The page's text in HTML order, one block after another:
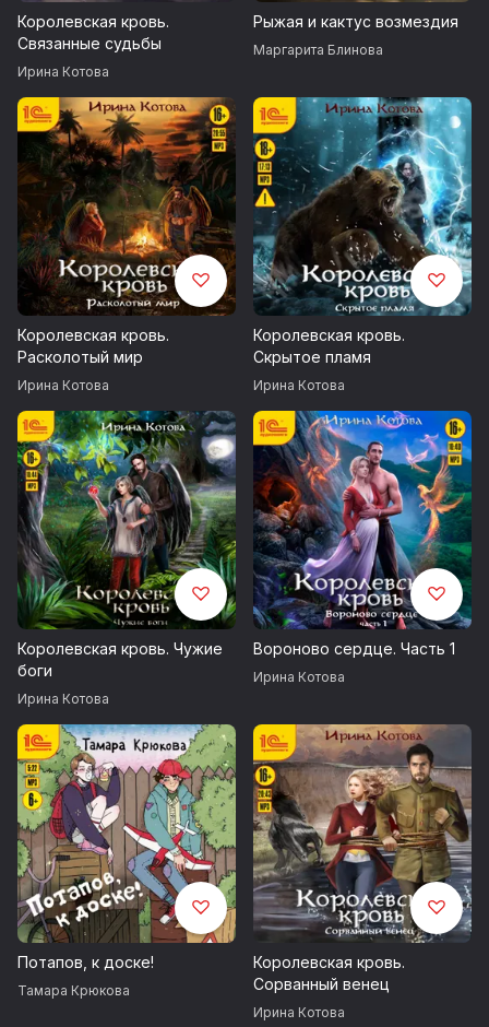
Королевская кровь.
Связанные судьбы
Ирина Котова
Рыжая и кактус возмездия
Маргарита Блинова
Королевская кровь.
Расколотый мир
Ирина Котова
Королевская кровь.
Скрытое пламя
Ирина Котова
Королевская кровь. Чужие
боги
Ирина Котова
Вороново сердце. Часть 1
Ирина Котова
Потапов, к доске!
Тамара Крюкова
Королевская кровь.
Сорванный венец
Ирина Котова